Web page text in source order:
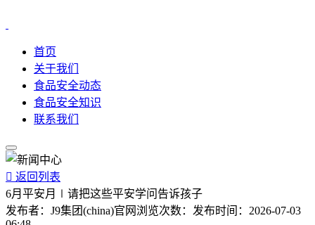
首页
关于我们
食品安全动态
食品安全知识
联系我们
 返回列表
6月平安月∣请把这些平安学问告诉孩子
发布者： J9集团(china)官网 浏览次数： 发布时间： 2026-07-03